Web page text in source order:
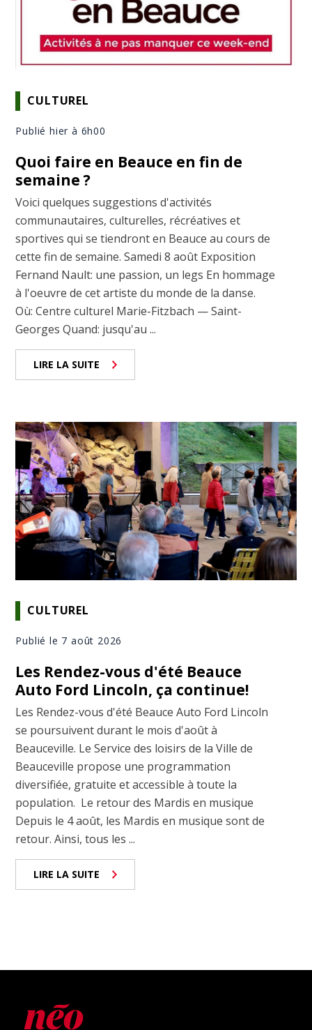
CULTUREL
Publié hier à 6h00
Quoi faire en Beauce en fin de
semaine ?
Voici quelques suggestions d'activités
communautaires, culturelles, récréatives et
sportives qui se tiendront en Beauce au cours de
cette fin de semaine. Samedi 8 août Exposition
Fernand Nault: une passion, un legs En hommage
à l'oeuvre de cet artiste du monde de la danse.
Où: Centre culturel Marie-Fitzbach — Saint-
Georges Quand: jusqu'au ...
LIRE LA SUITE
CULTUREL
Publié le 7 août 2026
Les Rendez-vous d'été Beauce
Auto Ford Lincoln, ça continue!
Les Rendez-vous d'été Beauce Auto Ford Lincoln
se poursuivent durant le mois d'août à
Beauceville. Le Service des loisirs de la Ville de
Beauceville propose une programmation
diversifiée, gratuite et accessible à toute la
population. Le retour des Mardis en musique
Depuis le 4 août, les Mardis en musique sont de
retour. Ainsi, tous les ...
LIRE LA SUITE